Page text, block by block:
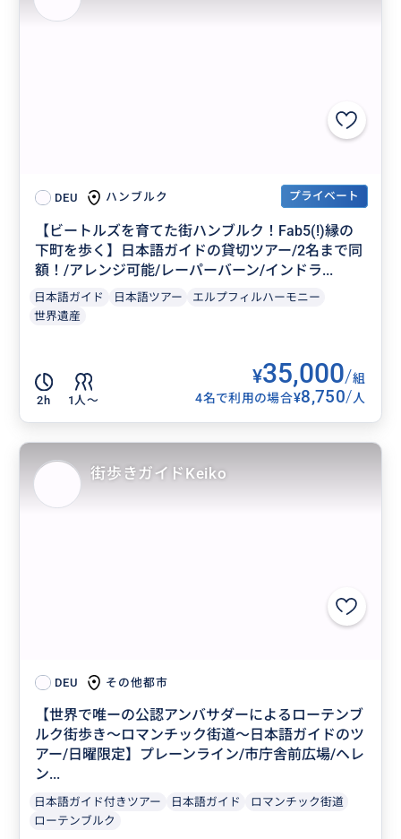
DEU ハンブルク プライベート
【ビートルズを育てた街ハンブルク！Fab5(!)縁の
下町を歩く】日本語ガイドの貸切ツアー/2名まで同
額！/アレンジ可能/レーパーバーン/インドラ...
日本語ガイド 日本語ツアー
エルプフィルハーモニー
世界遺産
2h 1人〜
¥35,000/組
4名で利用の場合¥8,750/人
DEU その他都市
【世界で唯ーの公認アンバサダーによるローテンブ
ルク街歩き〜ロマンチック街道〜日本語ガイドのツ
アー/日曜限定】プレーンライン/市庁舎前広場/ヘレ
ン...
日本語ガイド付きツアー 日本語ガイド
ロマンチック街道
ローテンブルク
街歩きガイドKeiko